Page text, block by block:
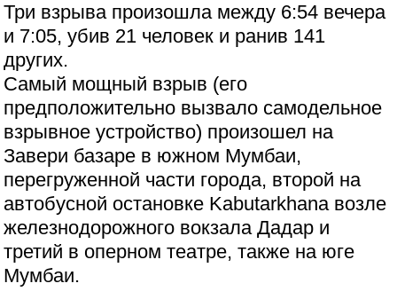
Три взрыва произошла между 6:54 вечера
и 7:05, убив 21 человек и ранив 141
других.
Самый мощный взрыв (его
предположительно вызвало самодельное
взрывное устройство) произошел на
Завери базаре в южном Мумбаи,
перегруженной части города, второй на
автобусной остановке Kabutarkhana возле
железнодорожного вокзала Дадар и
третий в оперном театре, также на юге
Мумбаи.